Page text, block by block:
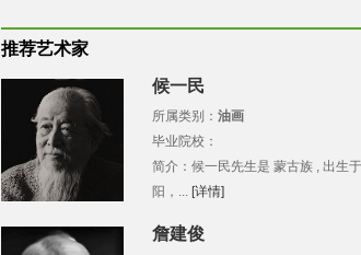
推荐艺术家
候一民
所属类别： 油画
毕业院校：
简介：候一民先生是 蒙古族 , 出生
阳，... [详情]
詹建俊